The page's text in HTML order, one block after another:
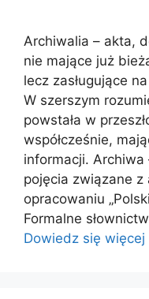
Archiwalia – akta,
nie mające już
lecz zasługujące
W szerszym
powstała w
współcześnie,
informacji.
pojęcia związane
opracowaniu
Formalne
Dowiedz się więcej